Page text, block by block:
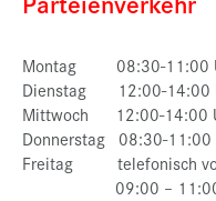
Montag 08:30-11:00
Dienstag 12:00-14:00
Mittwoch 12:00-14:00
Donnerstag 08:30-11:00
Freitag telefonisch
09:00 – 11:00